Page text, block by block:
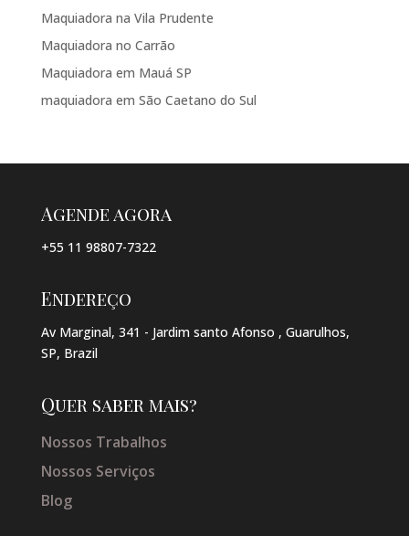
Maquiadora na Vila Prudente
Maquiadora no Carrão
Maquiadora em Mauá SP
maquiadora em São Caetano do Sul
Agende agora
+55 11 98807-7322
Endereço
Av Marginal, 341 - Jardim santo Afonso , Guarulhos,
SP, Brazil
Quer saber mais?
Nossos Trabalhos
Nossos Serviços
Blog